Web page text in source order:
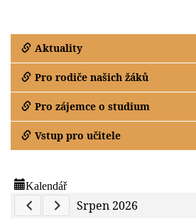
Aktuality
Pro rodiče našich žáků
Pro zájemce o studium
Vstup pro učitele
Kalendář
Previous Calendar
Next Calendar
Srpen 2026